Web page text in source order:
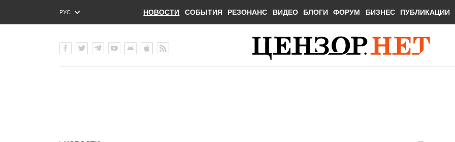
РУС
ENG
НОВОСТИ СОБЫТИЯ РЕЗОНАНС ВИДЕО БЛОГИ ФОРУМ БИЗНЕС ПУБЛИКАЦИИ